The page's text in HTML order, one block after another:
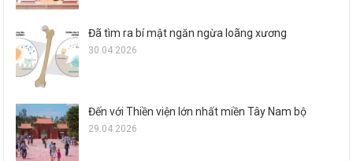
Đã tìm ra bí mật ngăn ngừa loãng xương
30.04.2026
Đến với Thiền viện lớn nhất miền Tây Nam bộ
29.04.2026